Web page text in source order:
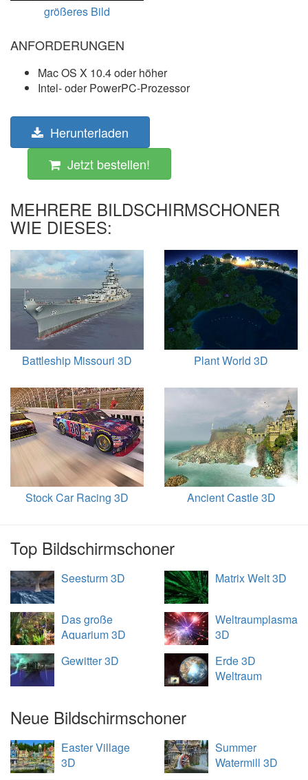
größeres Bild
ANFORDERUNGEN
Mac OS X 10.4 oder höher
Intel- oder PowerPC-Prozessor
Herunterladen
Jetzt bestellen!
MEHRERE BILDSCHIRMSCHONER
WIE DIESES:
Battleship Missouri 3D Plant World 3D
Stock Car Racing 3D Ancient Castle 3D
Top Bildschirmschoner
Seesturm 3D Matrix Welt 3D
Das große
Aquarium 3D
Weltraumplasma
3D
Gewitter 3D
Erde 3D
Weltraum
Neue Bildschirmschoner
Easter Village
3D
Summer
Watermill 3D